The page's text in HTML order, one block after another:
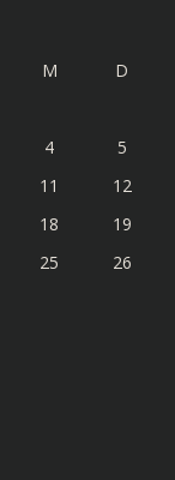
M
D
4
5
11
12
18
19
25
26